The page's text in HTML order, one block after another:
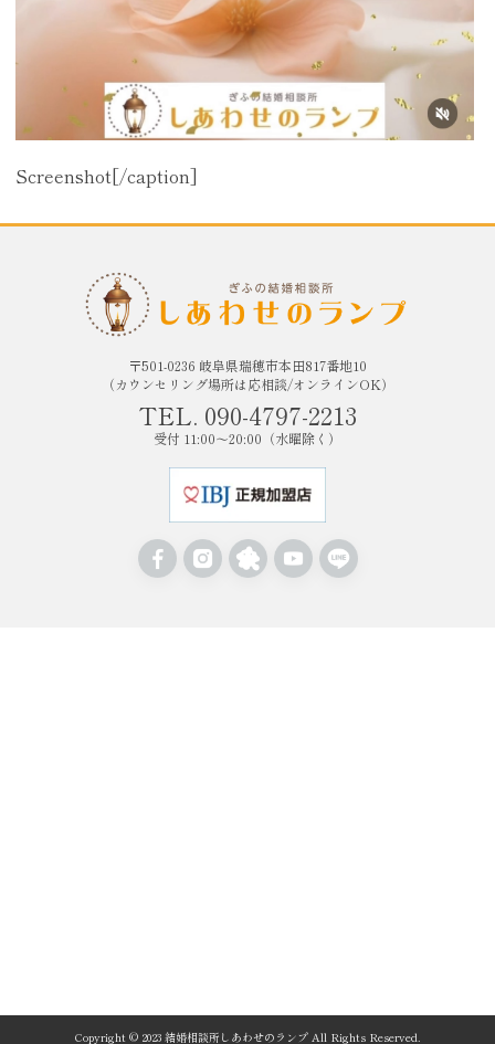
Screenshot[/caption]
〒501-0236 岐阜県瑞穂市本田817番地10
（カウンセリング場所は応相談/オンラインOK）
TEL. 090-4797-2213
受付 11:00〜20:00（水曜除く）
Copyright © 2023 結婚相談所しあわせのランプ All Rights Reserved.